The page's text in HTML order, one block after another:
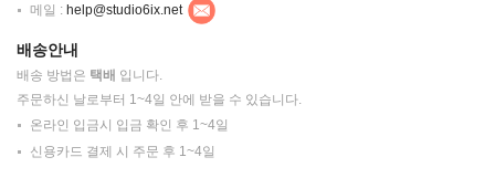
메일 : help@studio6ix.net
배송안내
배송 방법은 택배 입니다.
주문하신 날로부터 1~4일 안에 받을 수 있습니다.
온라인 입금시 입금 확인 후 1~4일
신용카드 결제 시 주문 후 1~4일